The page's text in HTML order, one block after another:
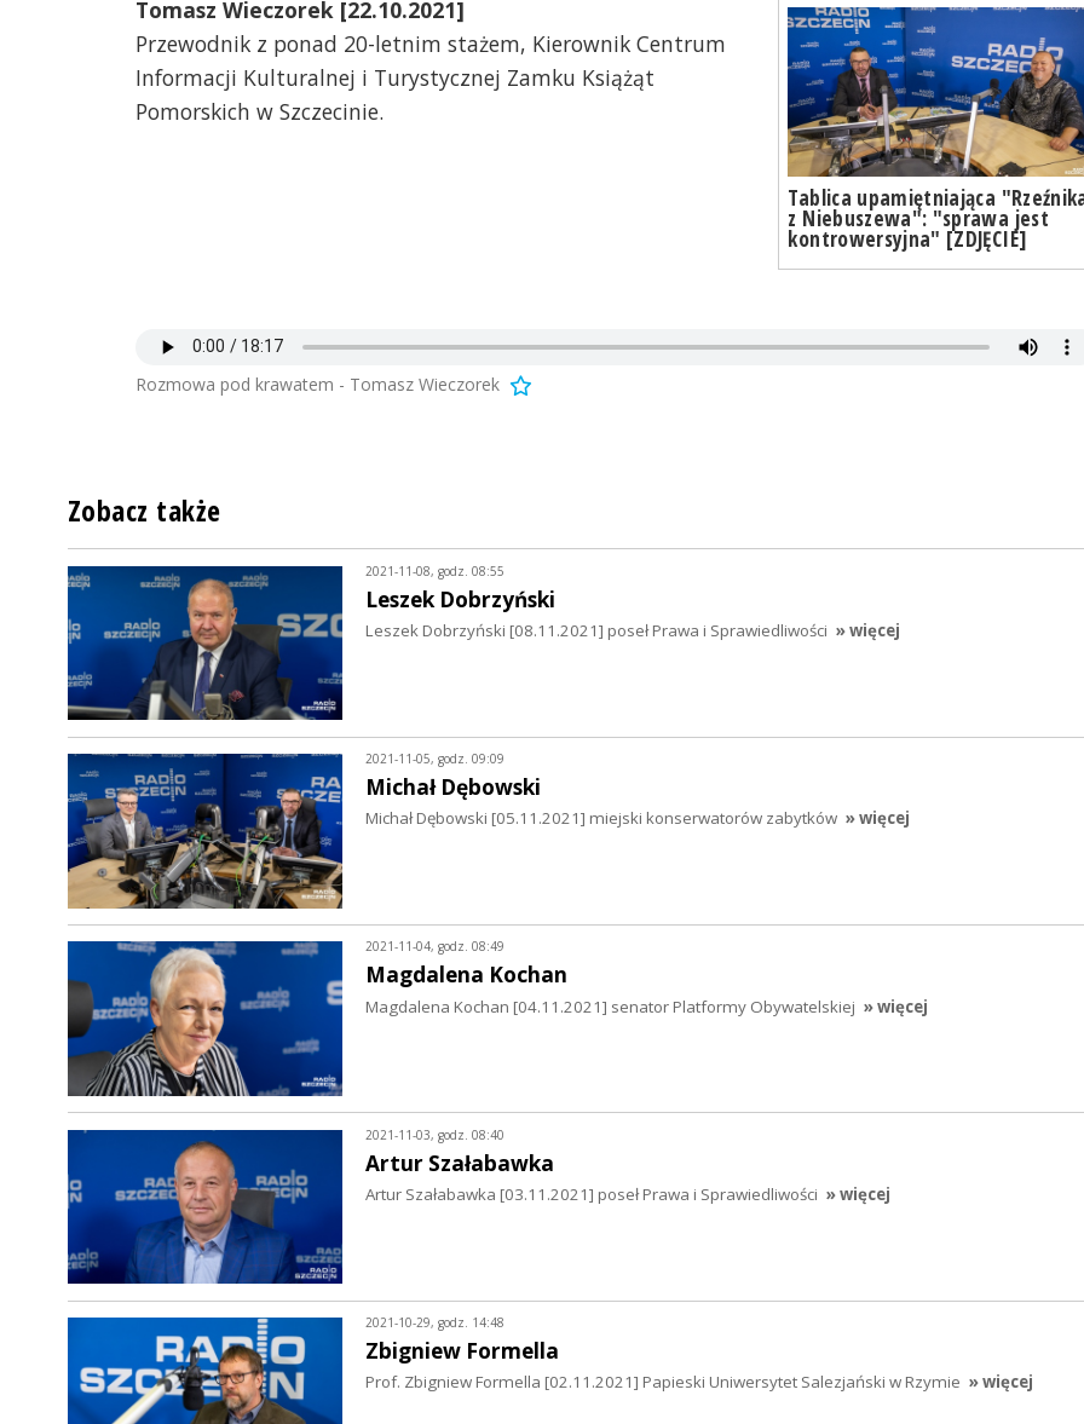
Tablica upamiętniająca
z Niebuszewa": "sprawa jest
kontrowersyjna" [ZDJĘCIE]
Tomasz Wieczorek [22.10.2021]
Przewodnik z ponad 20-letnim stażem, Kierownik Centrum
Informacji Kulturalnej i Turystycznej Zamku Książąt
Pomorskich w Szczecinie.
Rozmowa pod krawatem - Tomasz Wieczorek
Zobacz także
2021-11-08, godz. 08:55
Leszek Dobrzyński
Leszek Dobrzyński [08.11.2021] poseł Prawa i Sprawiedliwości » więcej
2021-11-05, godz. 09:09
Michał Dębowski
Michał Dębowski [05.11.2021] miejski konserwatorów zabytków » więcej
2021-11-04, godz. 08:49
Magdalena Kochan
Magdalena Kochan [04.11.2021] senator Platformy Obywatelskiej » więcej
2021-11-03, godz. 08:40
Artur Szałabawka
Artur Szałabawka [03.11.2021] poseł Prawa i Sprawiedliwości » więcej
2021-10-29, godz. 14:48
Zbigniew Formella
Prof. Zbigniew Formella [02.11.2021] Papieski Uniwersytet Salezjański w Rzymie » więcej